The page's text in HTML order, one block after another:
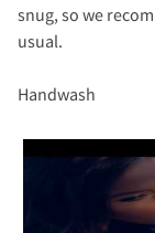
snug, so we
usual.
Handwash